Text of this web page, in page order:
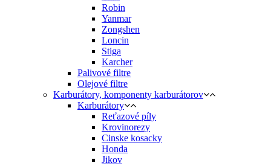
Robin
Yanmar
Zongshen
Loncin
Stiga
Karcher
Palivové filtre
Olejové filtre
Karburátory, komponenty karburátorov
Karburátory
Reťazové píly
Krovinorezy
Cinske kosacky
Honda
Jikov